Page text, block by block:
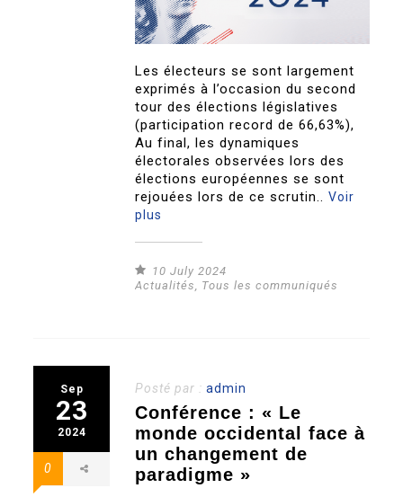
Les électeurs se sont largement
exprimés à l’occasion du second
tour des élections législatives
(participation record de 66,63%),
Au final, les dynamiques
électorales observées lors des
élections européennes se sont
rejouées lors de ce scrutin..Voir
plus
10 July 2024
Actualités, Tous les communiqués
Sep
23
2024
0
Posté par :admin
Conférence : « Le
monde occidental face à
un changement de
paradigme »